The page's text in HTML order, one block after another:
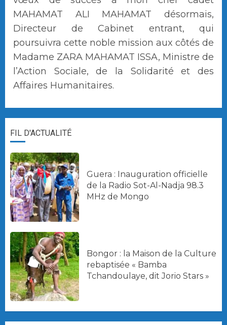
MAHAMAT ALI MAHAMAT désormais,
Directeur de Cabinet entrant, qui
poursuivra cette noble mission aux côtés de
Madame ZARA MAHAMAT ISSA, Ministre de
l’Action Sociale, de la Solidarité et des
Affaires Humanitaires.
FIL D'ACTUALITÉ
Guera : Inauguration officielle
de la Radio Sot-Al-Nadja 98.3
MHz de Mongo
Bongor : la Maison de la Culture
rebaptisée « Bamba
Tchandoulaye, dit Jorio Stars »